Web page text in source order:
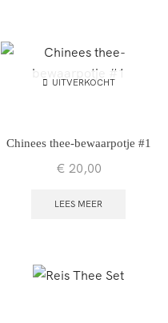
UITVERKOCHT
Chinees thee-bewaarpotje #1
€ 20,00
LEES MEER